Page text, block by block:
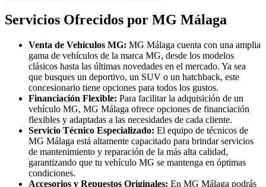
Servicios Ofrecidos por MG Málaga
Venta de Vehículos MG: MG Málaga cuenta con una amplia
gama de vehículos de la marca MG, desde los modelos
clásicos hasta las últimas novedades en el mercado. Ya sea
que busques un deportivo, un SUV o un hatchback, este
concesionario tiene opciones para todos los gustos.
Financiación Flexible: Para facilitar la adquisición de un
vehículo MG, MG Málaga ofrece opciones de financiación
flexibles y adaptadas a las necesidades de cada cliente.
Servicio Técnico Especializado: El equipo de técnicos de
MG Málaga está altamente capacitado para brindar servicios
de mantenimiento y reparación de la más alta calidad,
garantizando que tu vehículo MG se mantenga en óptimas
condiciones.
Accesorios y Repuestos Originales: En MG Málaga podrás